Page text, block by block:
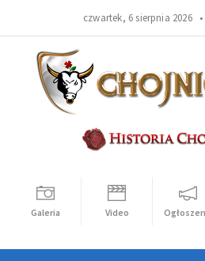
czwartek, 6 sierpnia 2026 •
Galeria Video